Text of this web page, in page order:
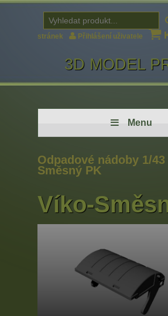
stránek
Přihlášení uživatele
3D MODEL
Menu
Odpadové nádoby 1/43
Směsný PK
Víko-